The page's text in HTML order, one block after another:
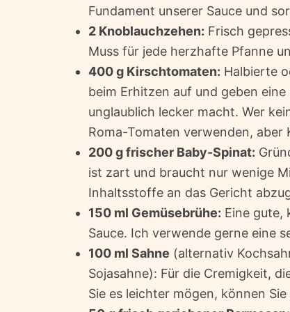
Fundament unserer Sauce und
2 Knoblauchzehen: Frisch
Muss für jede herzhafte Pfanne
400 g Kirschtomaten: Halbierte
beim Erhitzen auf und geben
unglaublich lecker macht. Wer
Roma-Tomaten verwenden,
200 g frischer Baby-Spinat:
ist zart und braucht nur wenige
Inhaltsstoffe an das Gericht
150 ml Gemüsebrühe: Eine gute,
Sauce. Ich verwende gerne eine
100 ml Sahne (alternativ
Sojasahne): Für die Cremigkeit,
Sie es leichter mögen, können